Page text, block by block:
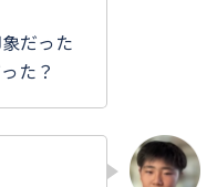
だった
た？